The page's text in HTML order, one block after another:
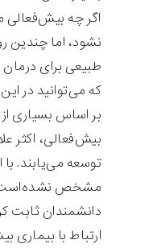
اگر چه بیش‌فعالی
نشود، اما
طبیعی برای درمان
که می‌توانید در
بر اساس بسیاری
بیش‌فعالی، اکثر
توسعه می‌یابند.
مشخص نشده‌است.
دانشمندان ثابت
ارتباط با بیماری